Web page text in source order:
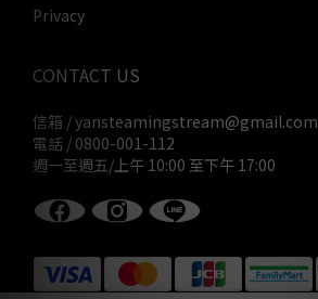
Privacy
CONTACT US
信箱 / yansteamingstream@gmail.com
電話 / 0800-001-112
週一至週五/上午 10:00 至下午 17:00